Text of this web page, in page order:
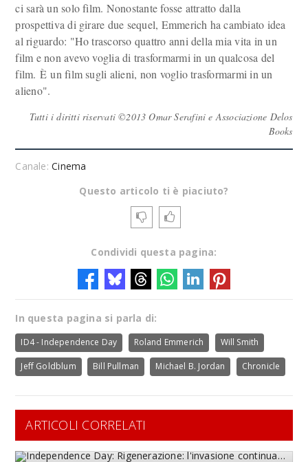
ci sarà un solo film. Nonostante fosse attratto dalla
prospettiva di girare due sequel, Emmerich ha cambiato idea
al riguardo: "Ho trascorso quattro anni della mia vita in un
film e non avevo voglia di trasformarmi in un qualcosa del
film. È un film sugli alieni, non voglio trasformarmi in un
alieno".
Tutti i diritti riservati ©2013 Omar Serafini e Associazione Delos
Books
Canale:Cinema
Questo articolo ti è piaciuto?
Condividi questa pagina:
In questa pagina si parla di:
ID4 - Independence Day Roland Emmerich Will Smith
Jeff Goldblum Bill Pullman Michael B. Jordan Chronicle
ARTICOLI CORRELATI